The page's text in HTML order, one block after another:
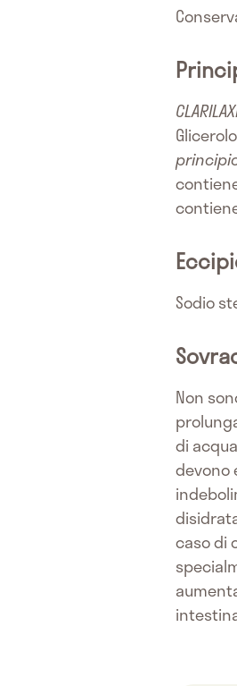
Sodio
Non
di
devono
caso di